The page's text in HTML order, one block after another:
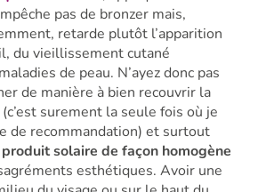
pas de bronzer mais,
retarde plutôt l’apparition
du vieillissement cutané
de peau. N’ayez donc pas
de manière à bien recouvrir la
surement la seule fois où je
de recommandation) et surtout
solaire de façon homogène
esthétiques. Avoir une